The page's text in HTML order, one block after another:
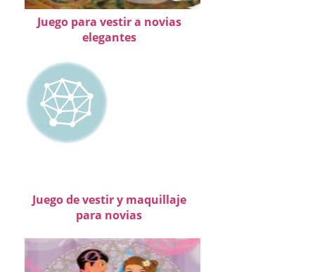
Juego para vestir a novias
elegantes
Juego de vestir y maquillaje
para novias